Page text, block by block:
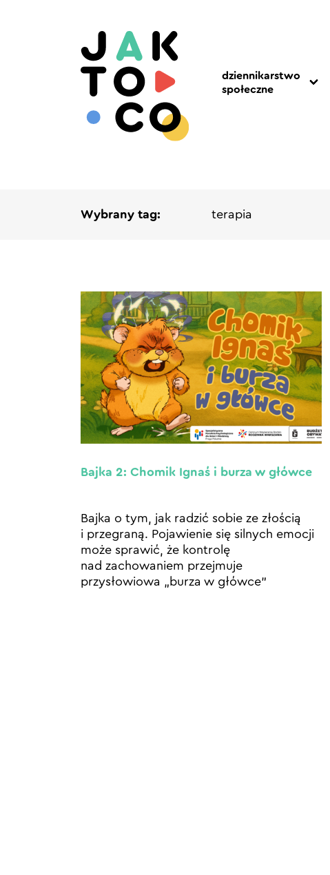
dziennikarstwo
społeczne
Wybrany tag: terapia
Bajka 2: Chomik Ignaś i burza w główce
Bajka o tym, jak radzić sobie ze złością
i przegraną. Pojawienie się silnych emocji
może sprawić, że kontrolę
nad zachowaniem przejmuje
przysłowiowa „burza w główce”